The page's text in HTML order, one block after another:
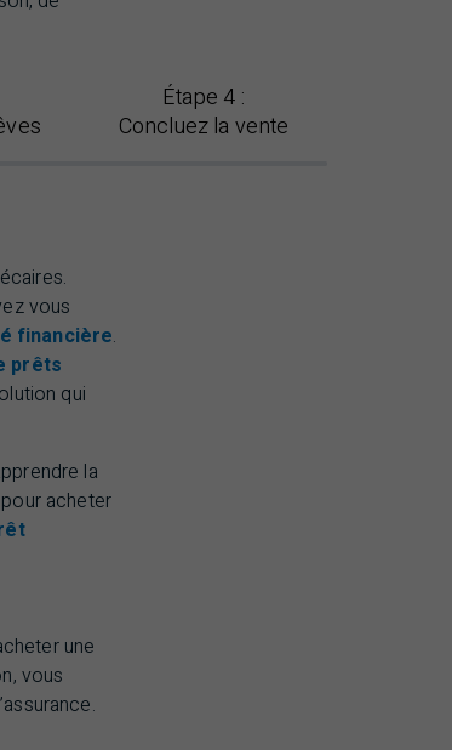
Étape 4 :
Concluez la vente
vous
financière.
prêts
qui
la
acheter
une
vous